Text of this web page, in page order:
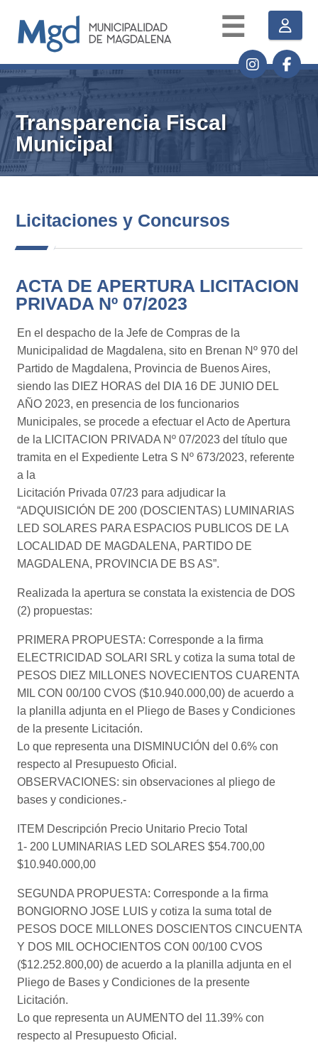
☰
Transparencia Fiscal
Municipal
Licitaciones y Concursos
ACTA DE APERTURA LICITACION
PRIVADA Nº 07/2023
En el despacho de la Jefe de Compras de la
Municipalidad de Magdalena, sito en Brenan Nº 970 del
Partido de Magdalena, Provincia de Buenos Aires,
siendo las DIEZ HORAS del DIA 16 DE JUNIO DEL
AÑO 2023, en presencia de los funcionarios
Municipales, se procede a efectuar el Acto de Apertura
de la LICITACION PRIVADA Nº 07/2023 del título que
tramita en el Expediente Letra S Nº 673/2023, referente
a la
Licitación Privada 07/23 para adjudicar la
“ADQUISICIÓN DE 200 (DOSCIENTAS) LUMINARIAS
LED SOLARES PARA ESPACIOS PUBLICOS DE LA
LOCALIDAD DE MAGDALENA, PARTIDO DE
MAGDALENA, PROVINCIA DE BS AS”.
Realizada la apertura se constata la existencia de DOS
(2) propuestas:
PRIMERA PROPUESTA: Corresponde a la firma
ELECTRICIDAD SOLARI SRL y cotiza la suma total de
PESOS DIEZ MILLONES NOVECIENTOS CUARENTA
MIL CON 00/100 CVOS ($10.940.000,00) de acuerdo a
la planilla adjunta en el Pliego de Bases y Condiciones
de la presente Licitación.
Lo que representa una DISMINUCIÓN del 0.6% con
respecto al Presupuesto Oficial.
OBSERVACIONES: sin observaciones al pliego de
bases y condiciones.-
ITEM Descripción Precio Unitario Precio Total
1- 200 LUMINARIAS LED SOLARES $54.700,00
$10.940.000,00
SEGUNDA PROPUESTA: Corresponde a la firma
BONGIORNO JOSE LUIS y cotiza la suma total de
PESOS DOCE MILLONES DOSCIENTOS CINCUENTA
Y DOS MIL OCHOCIENTOS CON 00/100 CVOS
($12.252.800,00) de acuerdo a la planilla adjunta en el
Pliego de Bases y Condiciones de la presente
Licitación.
Lo que representa un AUMENTO del 11.39% con
respecto al Presupuesto Oficial.